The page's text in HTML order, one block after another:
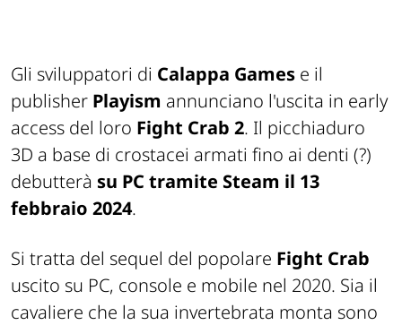
Gli sviluppatori di Calappa Games e il
publisher Playism annunciano l'uscita in early
access del loro Fight Crab 2. Il picchiaduro
3D a base di crostacei armati fino ai denti (?)
debutterà su PC tramite Steam il 13
febbraio 2024.
Si tratta del sequel del popolare Fight Crab
uscito su PC, console e mobile nel 2020. Sia il
cavaliere che la sua invertebrata monta sono